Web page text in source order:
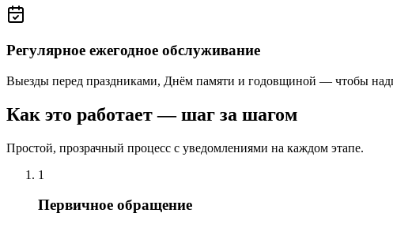
Регулярное ежегодное обслуживание
Выезды перед праздниками, Днём памяти и годовщиной — чтобы
Как это работает — шаг за шагом
Простой, прозрачный процесс с уведомлениями на каждом этапе.
1
Первичное обращение